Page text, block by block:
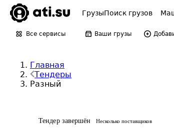
ГрузыПоиск грузов
Все сервисы Ваши грузы
Главная
Тендеры
Разный
Тендер завершён Несколько поставщиков